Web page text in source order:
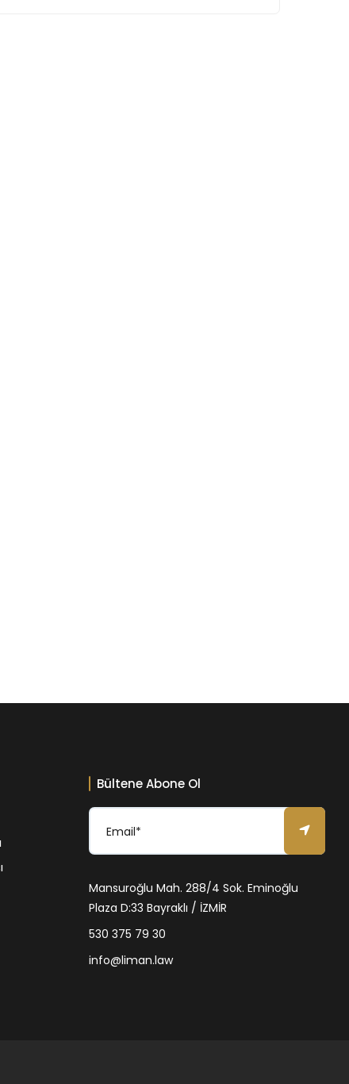
Bültene Abone Ol
Mansuroğlu Mah. 288/4 Sok. Eminoğlu
Plaza D:33 Bayraklı / İZMİR
530 375 79 30
info@liman.law